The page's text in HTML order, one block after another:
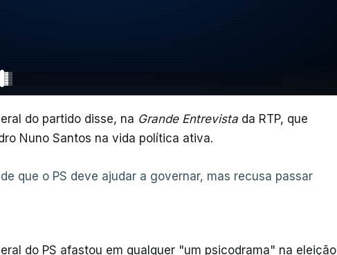
do partido disse, na Grande Entrevista da RTP, que
Nuno Santos na vida política ativa.
que o PS deve ajudar a governar, mas recusa passar
do PS afastou em qualquer "um psicodrama" na eleição